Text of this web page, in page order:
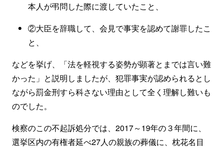
本人が弔問した際に渡していたこと、
②大臣を辞職して、会見で事実を認めて謝罪したこ
と、
などを挙げ、「法を軽視する姿勢が顕著とまでは言い難
かった」と説明しましたが、犯罪事実が認められるとし
ながら罰金刑すら科さない理由として全く理解し難いも
のでした。
検察のこの不起訴処分では、2017～19年の３年間に、
選挙区内の有権者延べ27人の親族の葬儀に、枕花名目